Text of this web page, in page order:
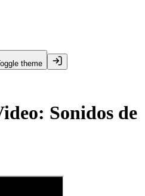
theme
Sonidos de